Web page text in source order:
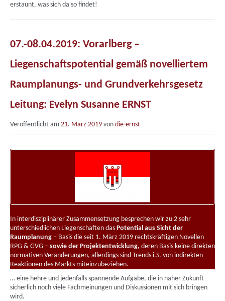
erstaunt, was sich da so findet!
07.-08.04.2019: Vorarlberg –
Liegenschaftspotential gemäß novelliertem
Raumplanungs- und Grundverkehrsgesetz
Leitung: Evelyn Susanne ERNST
Veröffentlicht am 21. März 2019 von die-ernst
In interdisziplinärer Zusammensetzung besprechen wir zu 2 sehr
unterschiedlichen Liegenschaften das Potential aus Sicht der
Raumplanung – Basis die seit 1. März 2019 rechtskräftigen Novellen
RPG & GVG – sowie der Projektentwicklung, deren Basis keine direkten
normativen Veränderungen, allerdings sind Trends i.S. von indirekten
Reaktionen des Markts miteinzubeziehen.
… eine hehre und jedenfalls spannende Aufgabe, die in naher Zukunft
sicherlich noch viele Fachmeinungen und Diskussionen mit sich bringen
wird.